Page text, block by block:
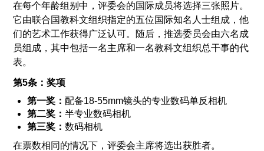
在每个年龄组别中，评委会的国际成员将选择三张照片。
它由联合国教科文组织指定的五位国际知名人士组成，他
们的艺术工作获得广泛认可。随后，推选委员会由六名成
员组成，其中包括一名主席和一名教科文组织总干事的代
表。
第5条：奖项
第一奖：配备18-55mm镜头的专业数码单反相机
第二奖：半专业数码相机
第三奖：数码相机
在票数相同的情况下，评委会主席将选出获胜者。